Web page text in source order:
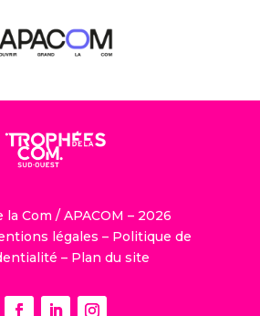
la Com / APACOM – 2026
légales – Politique de
– Plan du site